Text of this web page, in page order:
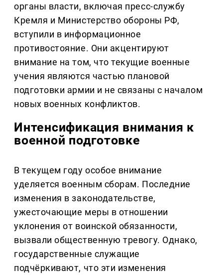
органы власти, включая пресс-службу
Кремля и Министерство обороны РФ,
вступили в информационное
противостояние. Они акцентируют
внимание на том, что текущие военные
учения являются частью плановой
подготовки армии и не связаны с началом
новых военных конфликтов.
Интенсификация внимания к
военной подготовке
В текущем году особое внимание
уделяется военным сборам. Последние
изменения в законодательстве,
ужесточающие меры в отношении
уклонения от воинской обязанности,
вызвали общественную тревогу. Однако,
государственные служащие
подчёркивают, что эти изменения